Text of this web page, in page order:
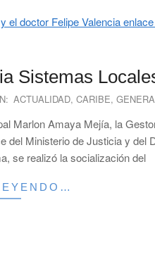
Sistemas
ACTUALIDAD, CARIBE,
Marlon Amaya Mejía, la
del Ministerio de Justicia y del
se realizó la socialización del